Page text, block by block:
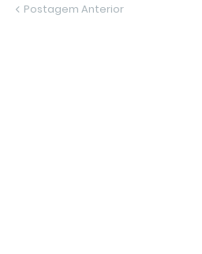
Postagem Anterior